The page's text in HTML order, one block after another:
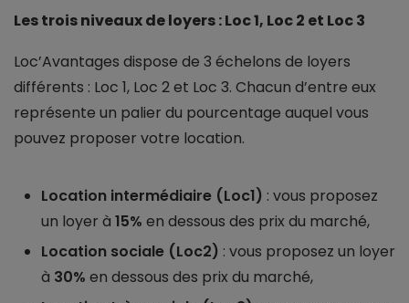
Les trois niveaux de loyers : Loc 1, Loc 2 et Loc 3
Loc’Avantages dispose de 3 échelons de loyers
différents : Loc 1, Loc 2 et Loc 3. Chacun d’entre eux
représente un palier du pourcentage auquel vous
pouvez proposer votre location.
Location intermédiaire (Loc1) : vous proposez
un loyer à 15% en dessous des prix du marché,
Location sociale (Loc2) : vous proposez un loyer
à 30% en dessous des prix du marché,